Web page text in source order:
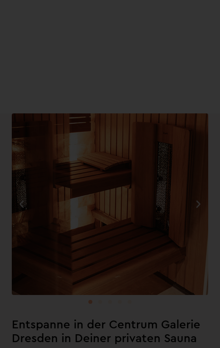
Entspanne in der Centrum Galerie
Dresden in Deiner privaten Sauna